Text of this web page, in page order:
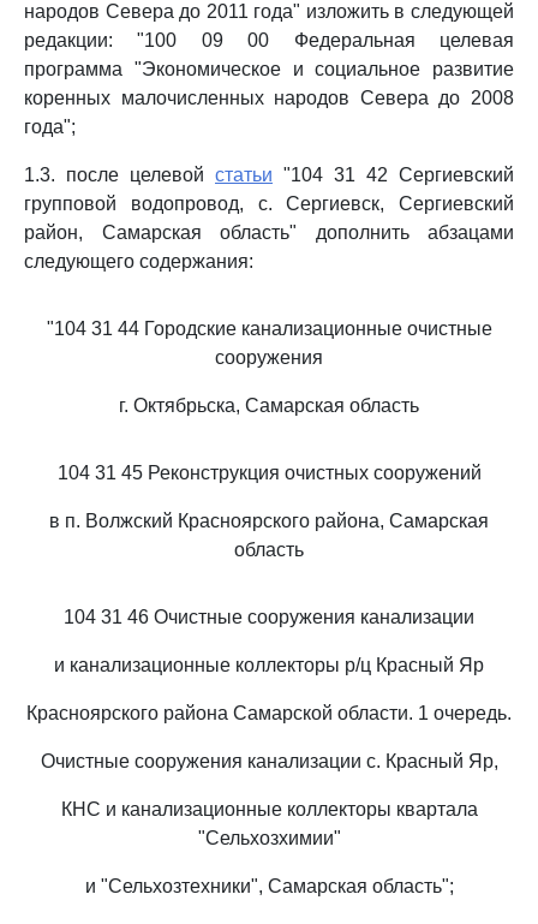
народов Севера до 2011 года" изложить в следующей
редакции: "100 09 00 Федеральная целевая
программа "Экономическое и социальное развитие
коренных малочисленных народов Севера до 2008
года";
1.3. после целевой статьи "104 31 42 Сергиевский
групповой водопровод, с. Сергиевск, Сергиевский
район, Самарская область" дополнить абзацами
следующего содержания:
"104 31 44 Городские канализационные очистные
сооружения
г. Октябрьска, Самарская область
104 31 45 Реконструкция очистных сооружений
в п. Волжский Красноярского района, Самарская
область
104 31 46 Очистные сооружения канализации
и канализационные коллекторы р/ц Красный Яр
Красноярского района Самарской области. 1 очередь.
Очистные сооружения канализации с. Красный Яр,
КНС и канализационные коллекторы квартала
"Сельхозхимии"
и "Сельхозтехники", Самарская область";